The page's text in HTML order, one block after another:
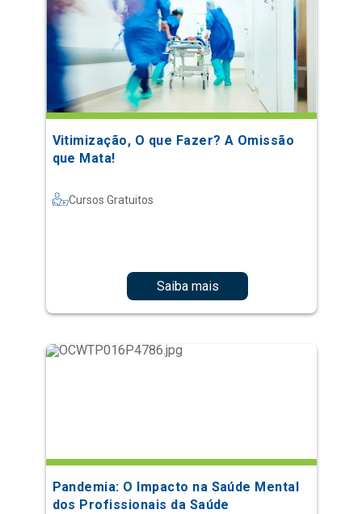
Vitimização, O que Fazer? A Omissão
que Mata!
Cursos Gratuitos
Saiba mais
Pandemia: O Impacto na Saúde Mental
dos Profissionais da Saúde